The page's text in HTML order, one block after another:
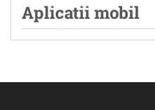
Aplicatii mobil